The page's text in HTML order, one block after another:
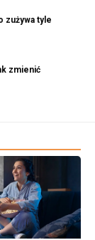
zużywa tyle
zmienić